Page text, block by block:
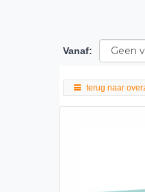
Vanaf:
terug naar